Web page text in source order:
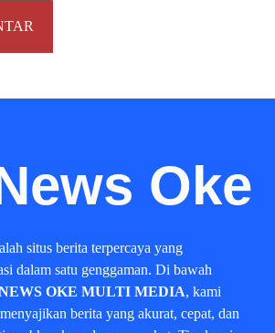
Oke
situs berita terpercaya yang
dalam satu genggaman. Di bawah
OKE MULTI MEDIA, kami
berita yang akurat, cepat, dan